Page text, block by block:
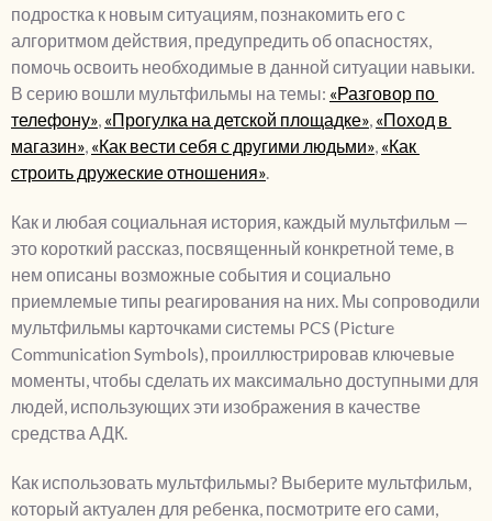
подростка к новым ситуациям, познакомить его с
алгоритмом действия, предупредить об опасностях,
помочь освоить необходимые в данной ситуации навыки.
В серию вошли мультфильмы на темы: «Разговор по
телефону», «Прогулка на детской площадке», «Поход в
магазин», «Как вести себя с другими людьми», «Как
строить дружеские отношения».
Как и любая социальная история, каждый мультфильм —
это короткий рассказ, посвященный конкретной теме, в
нем описаны возможные события и социально
приемлемые типы реагирования на них. Мы сопроводили
мультфильмы карточками системы PCS (Picture
Communication Symbols), проиллюстрировав ключевые
моменты, чтобы сделать их максимально доступными для
людей, использующих эти изображения в качестве
средства АДК.
Как использовать мультфильмы? Выберите мультфильм,
который актуален для ребенка, посмотрите его сами,